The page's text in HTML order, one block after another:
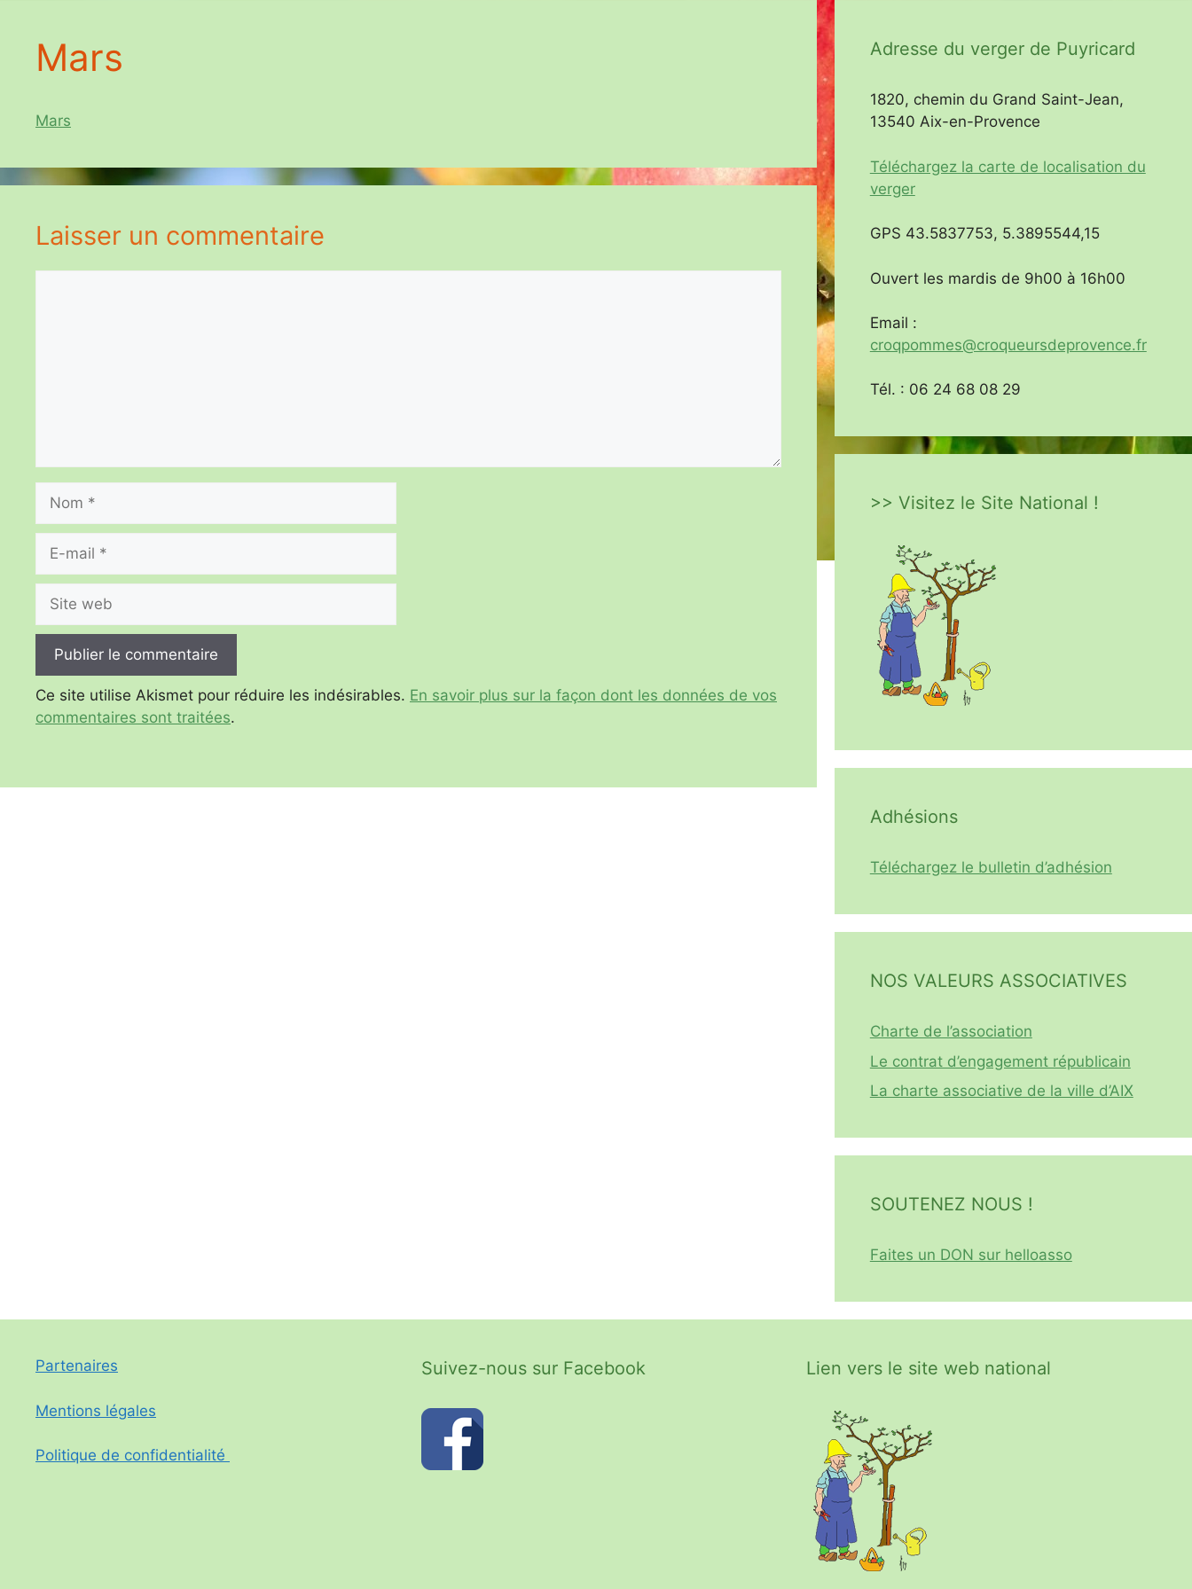
Mars
Mars
Laisser un commentaire
Nom
Site
web
Ce site utilise Akismet pour réduire les indésirables. En savoir plus sur la façon dont les données de vos
commentaires sont traitées.
Adresse du verger de Puyricard
1820, chemin du Grand Saint-Jean,
13540 Aix-en-Provence
Téléchargez la carte de localisation du
verger
GPS 43.5837753, 5.3895544,15
Ouvert les mardis de 9h00 à 16h00
Email :
croqpommes@croqueursdeprovence.fr
Tél. : 06 24 68 08 29
>> Visitez le Site National !
Adhésions
Téléchargez le bulletin d’adhésion
NOS VALEURS ASSOCIATIVES
Charte de l’association
Le contrat d’engagement républicain
La charte associative de la ville d’AIX
SOUTENEZ NOUS !
Faites un DON sur helloasso
Partenaires
Mentions légales
Politique de confidentialité
Suivez-nous sur Facebook Lien vers le site web national